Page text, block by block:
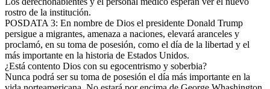
rostro de la institución.
POSDATA 3: En nombre de Dios el presidente Donald Trump
persigue a migrantes, amenaza a naciones, elevará aranceles y
proclamó, en su toma de posesión, como el día de la libertad y el
más importante en la historia de Estados Unidos.
¿Está contento Dios con su egocentrismo y soberbia?
Nunca podrá ser su toma de posesión el día más importante en la